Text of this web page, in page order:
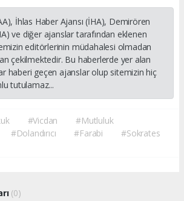
İhlas Haber Ajansı (İHA), Demirören
ve diğer ajanslar tarafından eklenen
editörlerinin müdahalesi olmadan
çekilmektedir. Bu haberlerde yer alan
haberi geçen ajanslar olup sitemizin hiç
tutulamaz...
#Vicdan
#Mutluluk
#Dolandırıcı #Farabi
#Sokrates
(0)